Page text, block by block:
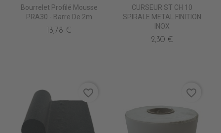
Bourrelet Profilé Mousse
PRA30 - Barre De 2m
13,78 €
CURSEUR ST CH 10
SPIRALE METAL FINITION
INOX
2,30 €
favorite_border favorite_border